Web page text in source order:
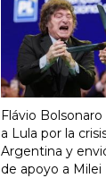
Flávio
a Lula por la
Argentina y
de apoyo a Milei